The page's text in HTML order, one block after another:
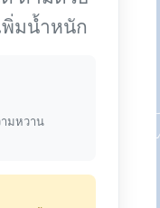
พิ่มน้ำหนัก
ามหวาน